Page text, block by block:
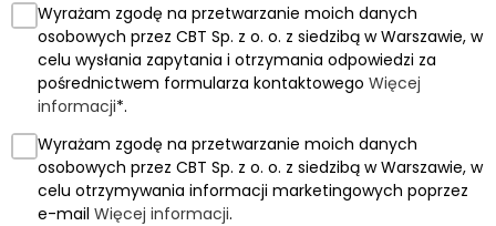
Wyrażam zgodę na przetwarzanie moich danych
osobowych przez CBT Sp. z o. o. z siedzibą w Warszawie, w
celu wysłania zapytania i otrzymania odpowiedzi za
pośrednictwem formularza kontaktowego Więcej
informacji*.
Wyrażam zgodę na przetwarzanie moich danych
osobowych przez CBT Sp. z o. o. z siedzibą w Warszawie, w
celu otrzymywania informacji marketingowych poprzez
e-mail Więcej informacji.